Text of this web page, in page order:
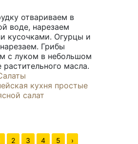
отвариваем в
воде, нарезаем
кусочками. Огурцы и
Грибы
с луком в небольшом
растительного масла.
кухня простые
салат
2 3 4 5 ›